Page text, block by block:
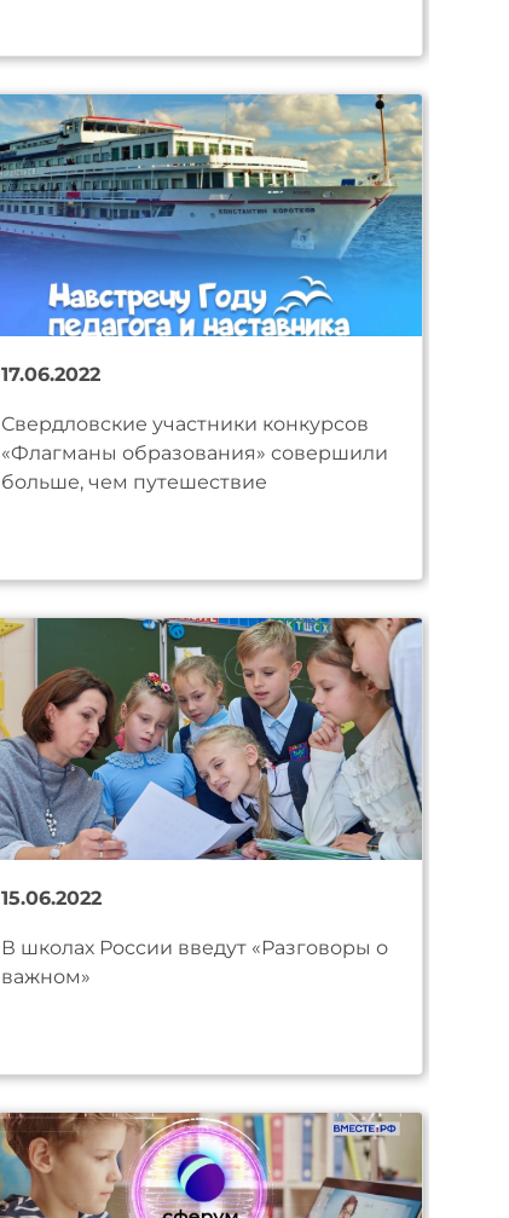
17.06.2022
Свердловские участники конкурсов
«Флагманы образования» совершили
больше, чем путешествие
15.06.2022
В школах России введут «Разговоры о
важном»